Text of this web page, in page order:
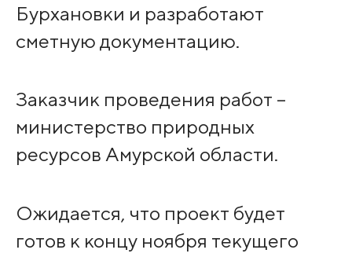
Бурхановки и разработают
сметную документацию.
Заказчик проведения работ –
министерство природных
ресурсов Амурской области.
Ожидается, что проект будет
готов к концу ноября текущего